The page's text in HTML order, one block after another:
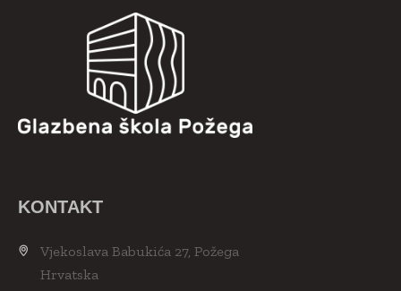
KONTAKT
Vjekoslava Babukića 27, Požega
Hrvatska